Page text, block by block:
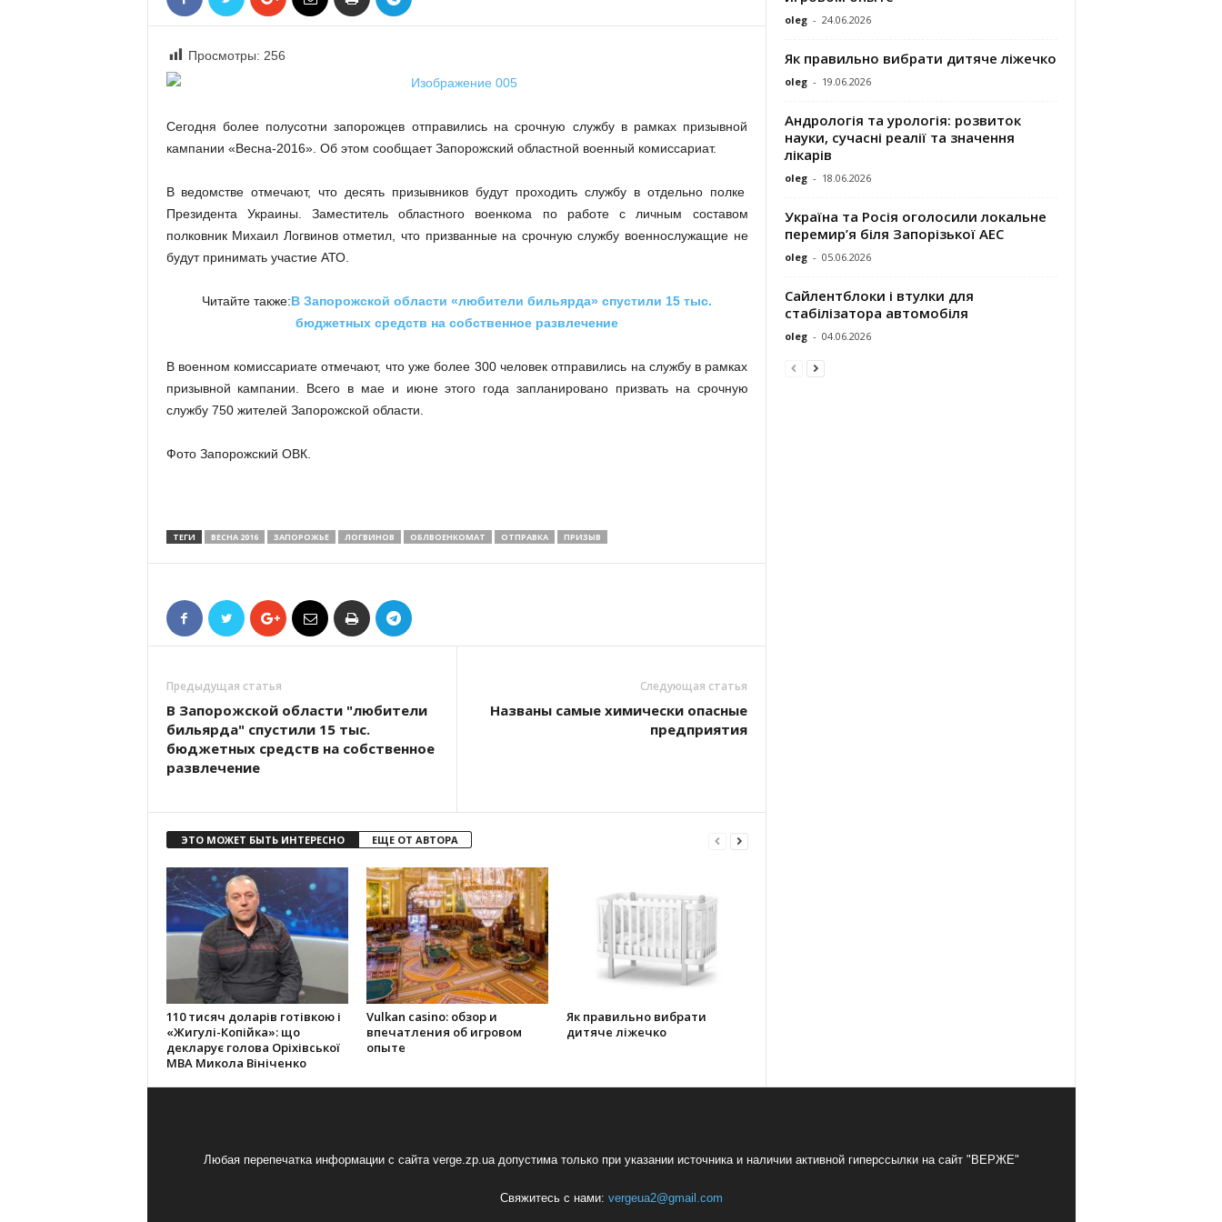
Просмотры: 256
Сегодня более полусотни запорожцев отправились на срочную службу в рамках призывной
кампании «Весна-2016». Об этом сообщает Запорожский областной военный комиссариат.
В ведомстве отмечают, что десять призывников будут проходить службу в отдельно полке
Президента Украины. Заместитель областного военкома по работе с личным составом
полковник Михаил Логвинов отметил, что призванные на срочную службу военнослужащие не
будут принимать участие АТО.
Читайте также:В Запорожской области «любители бильярда» спустили 15 тыс.
бюджетных средств на собственное развлечение
В военном комиссариате отмечают, что уже более 300 человек отправились на службу в рамках
призывной кампании. Всего в мае и июне этого года запланировано призвать на срочную
службу 750 жителей Запорожской области.
Фото Запорожский ОВК.
ТЕГИ ВЕСНА 2016 ЗАПОРОЖЬЕ ЛОГВИНОВ ОБЛВОЕНКОМАТ ОТПРАВКА ПРИЗЫВ
Предыдущая статья
В Запорожской области "любители
бильярда" спустили 15 тыс.
бюджетных средств на собственное
развлечение
Следующая статья
Названы самые химически опасные
предприятия
ЭТО МОЖЕТ БЫТЬ ИНТЕРЕСНО ЕЩЕ ОТ АВТОРА
110 тисяч доларів готівкою і
«Жигулі-Копійка»: що
декларує голова Оріхівської
МВА Микола Вініченко
Vulkan casino: обзор и
впечатления об игровом
опыте
Як правильно вибрати
дитяче ліжечко
oleg - 24.06.2026
Як правильно вибрати дитяче ліжечко
oleg - 19.06.2026
Андрологія та урологія: розвиток
науки, сучасні реалії та значення
лікарів
oleg - 18.06.2026
Україна та Росія оголосили локальне
перемир’я біля Запорізької АЕС
oleg - 05.06.2026
Сайлентблоки і втулки для
стабілізатора автомобіля
oleg - 04.06.2026
Любая перепечатка информации с сайта verge.zp.ua допустима только при указании источника и наличии активной гиперссылки на сайт "ВЕРЖЕ"
Свяжитесь с нами: vergeua2@gmail.com